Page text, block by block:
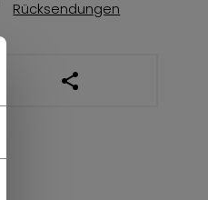
Rücksendungen
LINKS ZUM TEILEN